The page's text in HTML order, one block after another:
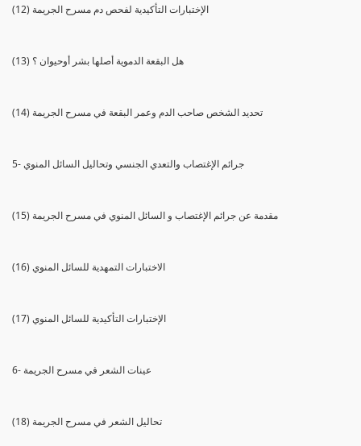
(12) الإختبارات التأكيدية لفحص دم مسرح الجريمة
(13) هل البقعة الدموية أصلها بشر أوحيوان ؟
(14) تحديد الشخص صاحب الدم وعمر البقعة في مسرح الجريمة
5- جرائم الإغتصاب والتعدي الجنسي وتحاليل السائل المنوي
(15) مقدمة عن جرائم الإغتصاب و السائل المنوي في مسرح الجريمة
(16) الاختبارات التمهدية للسائل المنوي
(17) الإختبارات التأكيدية للسائل المنوي
6- عينات الشعر في مسرح الجريمة
(18) تحاليل الشعر في مسرح الجريمة